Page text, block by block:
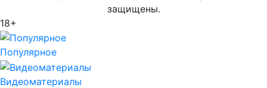
защищены.
18+
Популярное
Видеоматериалы